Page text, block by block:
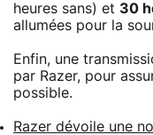
heures sans) et 30
allumées pour la
Enfin, une
par Razer, pour
possible.
Razer dévoile une